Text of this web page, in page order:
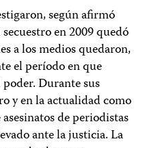
según afirmó
en 2009 quedó
a los medios quedaron,
el período en que
Durante sus
y en la actualidad como
de periodistas
ante la justicia. La